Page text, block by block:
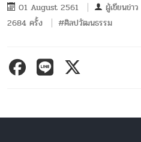
01 August 2561 ผู้เขียนข่าว
2684 ครั้ง
#ศิลปวัฒนธรรม